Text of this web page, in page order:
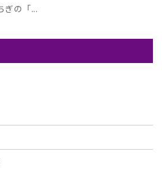
ぎの「...